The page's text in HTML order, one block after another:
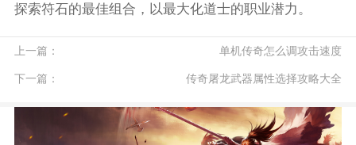
探索符石的最佳组合，以最大化道士的职业潜力。
上一篇： 单机传奇怎么调攻击速度
下一篇： 传奇屠龙武器属性选择攻略大全